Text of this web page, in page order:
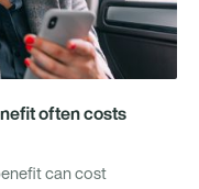
often costs
can cost